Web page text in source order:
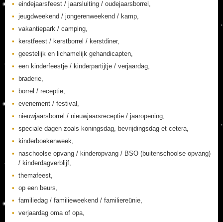
eindejaarsfeest / jaarsluiting / oudejaarsborrel,
jeugdweekend / jongerenweekend / kamp,
vakantiepark / camping,
kerstfeest / kerstborrel / kerstdiner,
geestelijk en lichamelijk gehandicapten,
een kinderfeestje / kinderpartijtje / verjaardag,
braderie,
borrel / receptie,
evenement / festival,
nieuwjaarsborrel / nieuwjaarsreceptie / jaaropening,
speciale dagen zoals koningsdag, bevrijdingsdag et cetera,
kinderboekenweek,
naschoolse opvang / kinderopvang / BSO (buitenschoolse opvang)
/ kinderdagverblijf,
themafeest,
op een beurs,
familiedag / familieweekend / familiereünie,
verjaardag oma of opa,